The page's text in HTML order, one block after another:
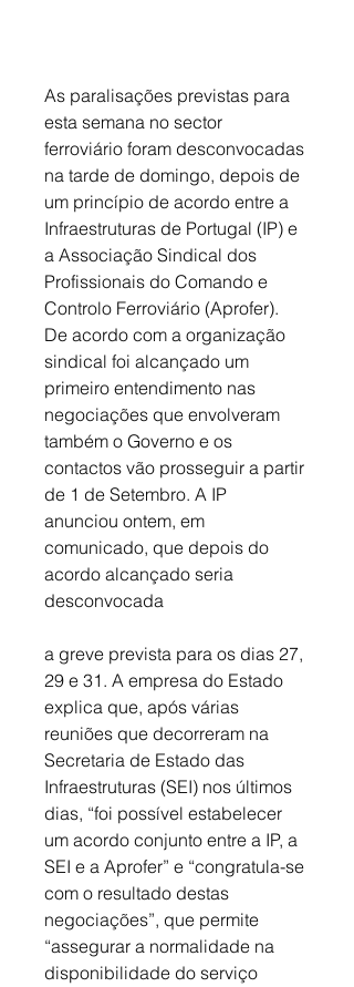
As paralisações previstas para
esta semana no sector
ferroviário foram desconvocadas
na tarde de domingo, depois de
um princípio de acordo entre a
Infraestruturas de Portugal (IP) e
a Associação Sindical dos
Profissionais do Comando e
Controlo Ferroviário (Aprofer).
De acordo com a organização
sindical foi alcançado um
primeiro entendimento nas
negociações que envolveram
também o Governo e os
contactos vão prosseguir a partir
de 1 de Setembro. A IP
anunciou ontem, em
comunicado, que depois do
acordo alcançado seria
desconvocada
a greve prevista para os dias 27,
29 e 31. A empresa do Estado
explica que, após várias
reuniões que decorreram na
Secretaria de Estado das
Infraestruturas (SEI) nos últimos
dias, “foi possível estabelecer
um acordo conjunto entre a IP, a
SEI e a Aprofer” e “congratula-se
com o resultado destas
negociações”, que permite
“assegurar a normalidade na
disponibilidade do serviço